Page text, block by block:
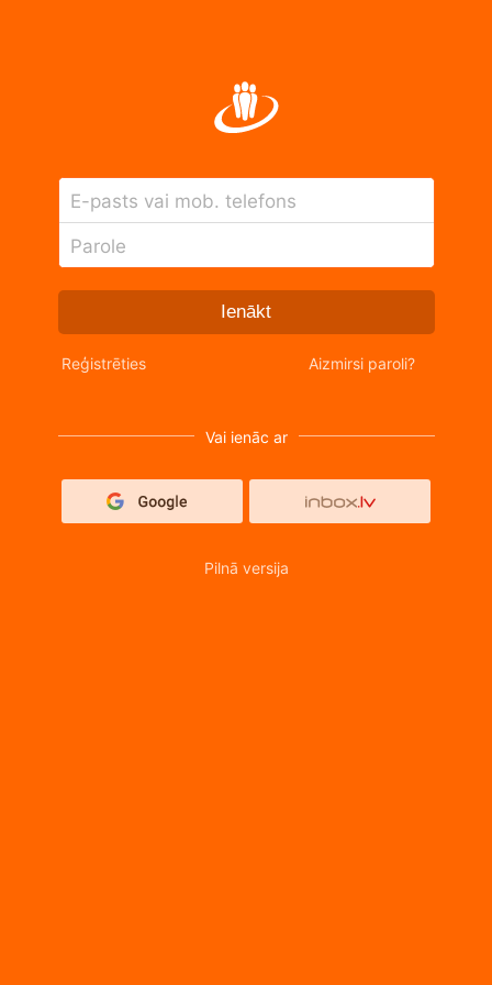
E-pasts vai mob. telefons
Parole
Ienākt
Reģistrēties Aizmirsi paroli?
Vai ienāc ar
Pilnā versija